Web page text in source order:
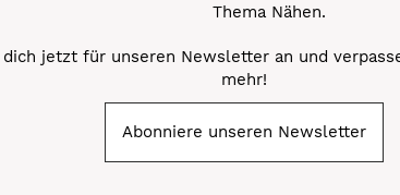
Thema Nähen.
dich jetzt für unseren Newsletter an und
mehr!
Abonniere unseren Newsletter